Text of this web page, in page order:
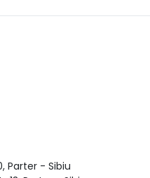
Parter - Sibiu